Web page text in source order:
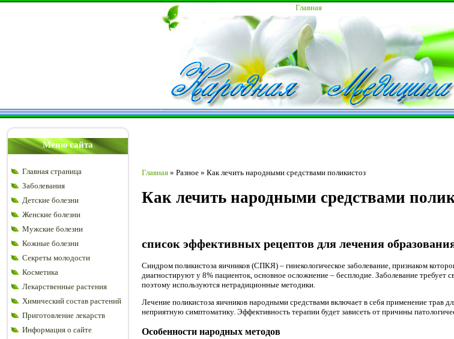
Главная
Меню сайта
Главная страница
Заболевания
Детские болезни
Женские болезни
Мужские болезни
Кожные болезни
Секреты молодости
Косметика
Лекарственные растения
Химический состав растений
Приготовление лекарств
Информация о сайте
Главная » Разное » Как лечить народными средствами поликистоз
Как лечить народными средствами
список эффективных рецептов для лечения
Синдром поликистоза яичников (СПКЯ) – гинекологическое заболевание, признаком
диагностируют у 8% пациенток, основное осложнение – бесплодие. Заболевание требует
поэтому используются нетрадиционные методики.
Лечение поликистоза яичников народными средствами включает в себя применение трав
неприятную симптоматику. Эффективность терапии будет зависеть от причины
Особенности народных методов